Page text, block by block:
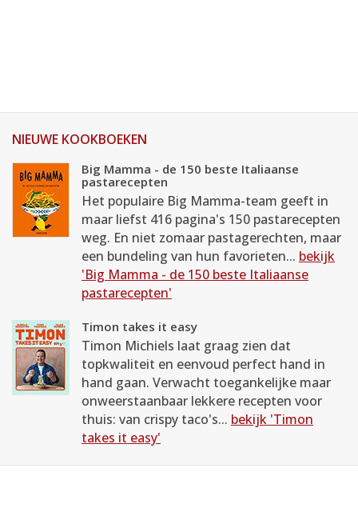
NIEUWE KOOKBOEKEN
Big Mamma - de 150 beste Italiaanse
pastarecepten
Het populaire Big Mamma-team geeft in
maar liefst 416 pagina's 150 pastarecepten
weg. En niet zomaar pastagerechten, maar
een bundeling van hun favorieten... bekijk
'Big Mamma - de 150 beste Italiaanse
pastarecepten'
Timon takes it easy
Timon Michiels laat graag zien dat
topkwaliteit en eenvoud perfect hand in
hand gaan. Verwacht toegankelijke maar
onweerstaanbaar lekkere recepten voor
thuis: van crispy taco's... bekijk 'Timon
takes it easy'